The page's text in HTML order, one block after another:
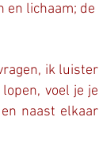
en lichaam; de
ik luister
voel je je
naast elkaar